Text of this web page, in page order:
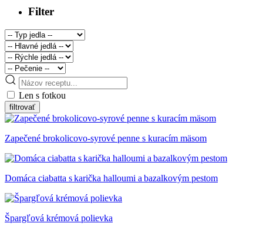
Filter
Len s fotkou
Zapečené brokolicovo-syrové penne s kuracím mäsom
Domáca ciabatta s karička halloumi a bazalkovým pestom
Špargľová krémová polievka